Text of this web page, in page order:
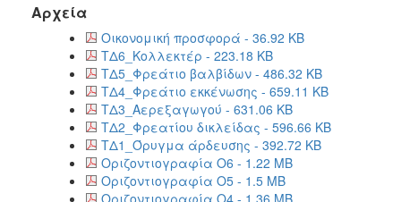
ΕΠΙΣΚΕΠΤΗΣ
Αρχεία
Οικονομική προσφορά - 36.92 KB
ΤΔ6_Κολλεκτέρ - 223.18 KB
ΤΔ5_Φρεάτιο βαλβίδων - 486.32 KB
ΤΔ4_Φρεάτιο εκκένωσης - 659.11 KB
ΤΔ3_Αερεξαγωγού - 631.06 KB
ΤΔ2_Φρεατίου δικλείδας - 596.66 KB
ΤΔ1_Όρυγμα άρδευσης - 392.72 KB
Οριζοντιογραφία Ο6 - 1.22 MB
Οριζοντιογραφία Ο5 - 1.5 MB
Οριζοντιογραφία Ο4 - 1.36 MB